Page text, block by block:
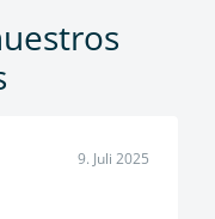
9. Juli 2025